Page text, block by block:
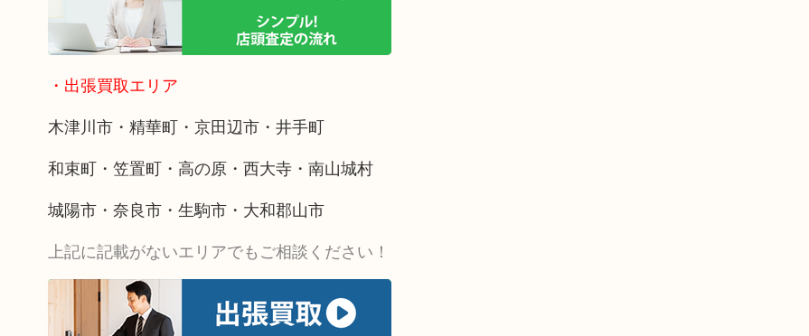
・出張買取エリア
木津川市・精華町・京田辺市・井手町
和束町・笠置町・高の原・西大寺・南山城村
城陽市・奈良市・生駒市・大和郡山市
上記に記載がないエリアでもご相談ください！